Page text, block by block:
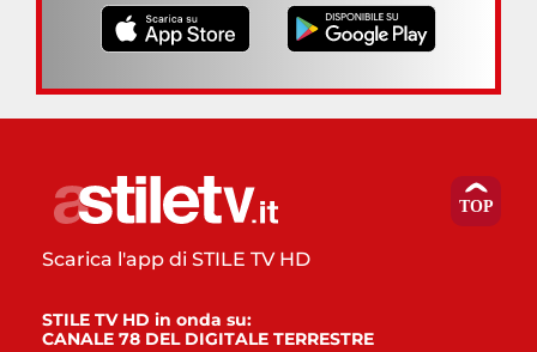
Scarica l'app di STILE TV HD
STILE TV HD in onda su:
CANALE 78 DEL DIGITALE TERRESTRE